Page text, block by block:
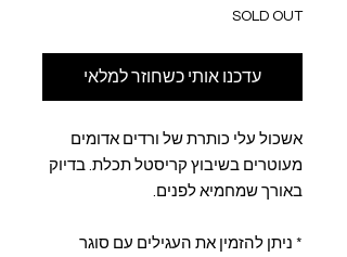
SOLD OUT
עדכנו אותי כשחוזר למלאי
אשכול עלי כותרת של ורדים אדומים
מעוטרים בשיבוץ קריסטל תכלת. בדיוק
באורך שמחמיא לפנים.
* ניתן להזמין את העגילים עם סוגר